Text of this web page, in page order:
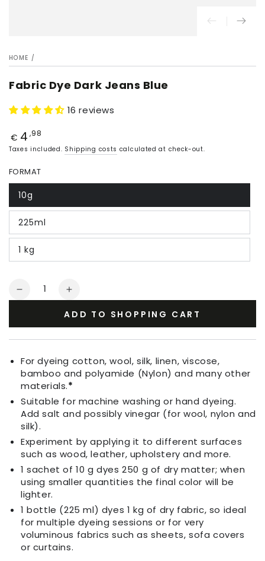
HOME /
Fabric Dye Dark Jeans Blue
16 reviews
Price
€ 4 ,98
Taxes included. Shipping costs calculated at check-out.
FORMAT
10g
225ml
1 kg
Quantity
Decrease
Dark
Jeans
Blue
Increase
for
Dark
Jeans
Blue
ADD TO SHOPPING CART
For dyeing cotton, wool, silk, linen, viscose,
bamboo and polyamide (Nylon) and many other
materials.*
Suitable for machine washing or hand dyeing.
Add salt and possibly vinegar (for wool, nylon and
silk).
Experiment by applying it to different surfaces
such as wood, leather, upholstery and more.
1 sachet of 10 g dyes 250 g of dry matter; when
using smaller quantities the final color will be
lighter.
1 bottle (225 ml) dyes 1 kg of dry fabric, so ideal
for multiple dyeing sessions or for very
voluminous fabrics such as sheets, sofa covers
or curtains.